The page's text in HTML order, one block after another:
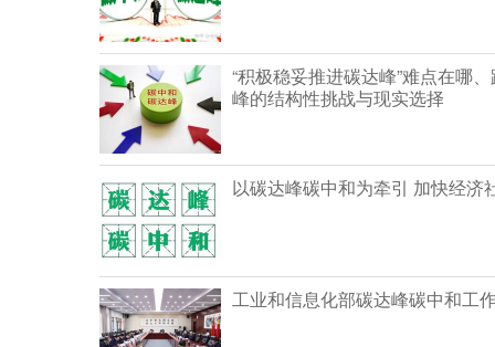
“积极稳妥推进碳达峰”难点在哪
峰的结构性挑战与现实选择
以碳达峰碳中和为牵引 加快经济
工业和信息化部碳达峰碳中和工